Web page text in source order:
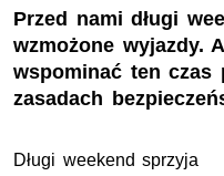
Przed nami długi
wzmożone wyjazdy.
wspominać ten czas
zasadach
Długi weekend sprzyja